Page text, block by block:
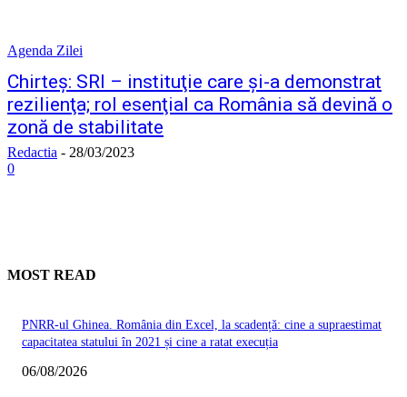
Agenda Zilei
Chirteş: SRI – instituţie care şi-a demonstrat
rezilienţa; rol esenţial ca România să devină o
zonă de stabilitate
Redactia - 28/03/2023
0
MOST READ
PNRR-ul Ghinea. România din Excel, la scadență: cine a supraestimat
capacitatea statului în 2021 și cine a ratat execuția
06/08/2026